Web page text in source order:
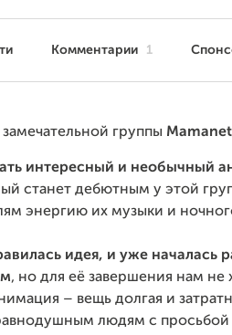
Комментарии 1
группы Mamanet
интересный и необычный
станет дебютным у этой
энергию их музыки и
идея, и уже началась
, но для её завершения нам не
– вещь долгая и
людям с просьбой